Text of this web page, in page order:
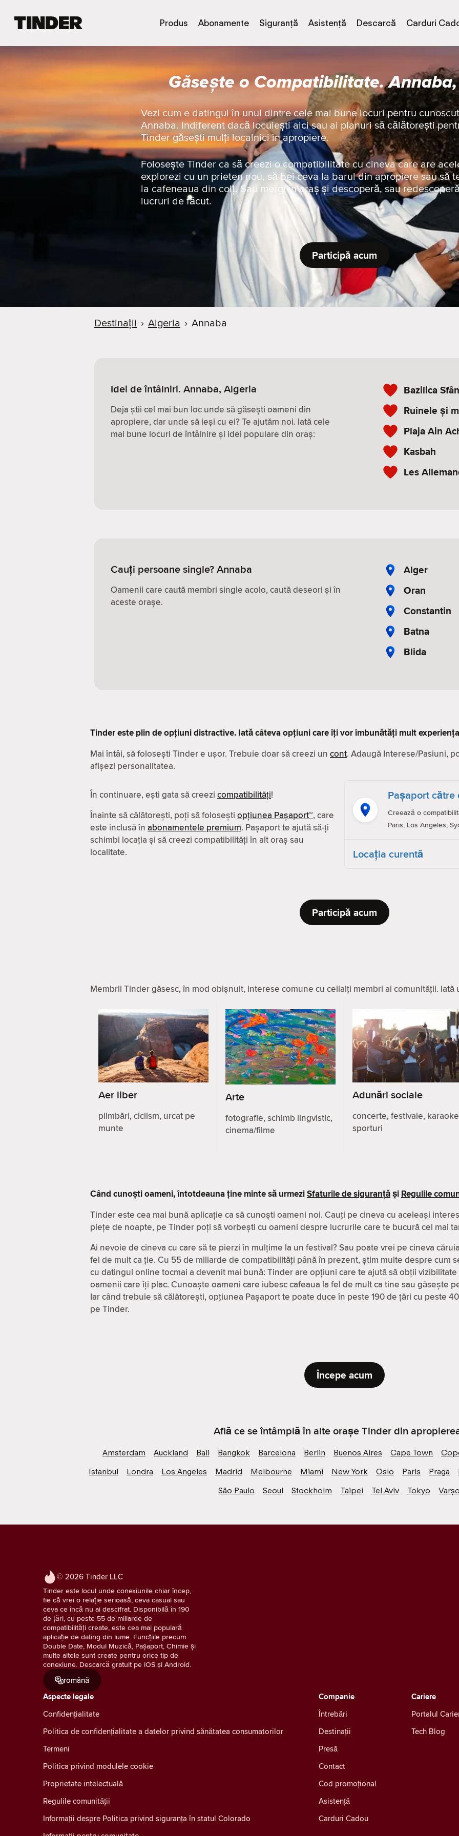
ă
r
Produs Abonamente Siguranță Asistență Descarcă Carduri
Găsește o Compatibilitate.
Vezi cum e datingul în unul dintre cele mai bune locuri pentru
Annaba. Indiferent dacă locuiești aici sau ai planuri să călătorești
Tinder găsești mulți localnici în apropiere.
Folosește Tinder ca să creezi o compatibilitate cu cineva care are
explorezi cu un prieten nou, să bei ceva la barul din apropiere sau să
la cafeneaua din colț. Sau mergi în oraș și descoperă, sau
lucruri de făcut.
Participă acum
Destinații › Algeria › Annaba
Idei de întâlniri. Annaba, Algeria
Deja știi cel mai bun loc unde să găsești oameni din
apropiere, dar unde să ieși cu ei? Te ajutăm noi. Iată cele
mai bune locuri de întâlnire și idei populare din oraș:
Bazilica
Ruinele și
Plaja Ain
Kasbah
Les
Cauți persoane single? Annaba
Oamenii care caută membri single acolo, caută deseori și în
aceste orașe.
Alger
Oran
Constantin
Batna
Blida
Tinder este plin de opțiuni distractive. Iată câteva opțiuni care îți vor îmbunătăți mult
Mai întâi, să folosești Tinder e ușor. Trebuie doar să creezi un cont. Adaugă Interese/Pasiuni,
afișezi personalitatea.
În continuare, ești gata să creezi compatibilităţi!
Înainte să călătorești, poți să folosești opțiunea Pașaport™, care
este inclusă în abonamentele premium. Pașaport te ajută să-ți
schimbi locația și să creezi compatibilităţi în alt oraș sau
localitate.
Pașaport
Creează o
Paris, Los Angeles,
Locaţia curentă
Participă acum
Membrii Tinder găsesc, în mod obișnuit, interese comune cu ceilalți membri ai comunității.
Aer liber
plimbări, ciclism, urcat pe
munte
Arte
fotografie, schimb lingvistic,
cinema/filme
Adunări sociale
concerte, festivale,
sporturi
Când cunoști oameni, întotdeauna ține minte să urmeziSfaturile de siguranțăși Regulile
Tinder este cea mai bună aplicație ca să cunoști oameni noi. Cauți pe cineva cu aceleași
piețe de noapte, pe Tinder poți să vorbești cu oameni despre lucrurile care te bucură cel mai
Ai nevoie de cineva cu care să te pierzi în mulțime la un festival? Sau poate vrei pe cineva
fel de mult ca ție. Cu 55 de miliarde de compatibilităţi până în prezent, știm multe despre cum
cu datingul online tocmai a devenit mai bună: Tinder are opțiuni care te ajută să obții vizibilitate
oamenii care îți plac. Cunoaște oameni care iubesc cafeaua la fel de mult ca tine sau găsește
Iar când trebuie să călătorești, opțiunea Pașaport te poate duce în peste 190 de țări cu peste
pe Tinder.
Începe acum
Află ce se întâmplă în alte orașe Tinder din
Amsterdam Auckland Bali Bangkok Barcelona Berlin Buenos Aires Cape Town
Istanbul
Londra Los Angeles Madrid Melbourne Miami New York Oslo Paris Praga
São Paulo
Seoul Stockholm Taipei Tel Aviv Tokyo
© 2026 Tinder LLC
Tinder este locul unde conexiunile chiar încep,
fie că vrei o relație serioasă, ceva casual sau
ceva ce încă nu ai descifrat. Disponibilă în 190
de țări, cu peste 55 de miliarde de
compatibilități create, este cea mai populară
aplicație de dating din lume. Funcțiile precum
Double Date, Modul Muzică, Pașaport, Chimie și
multe altele sunt create pentru orice tip de
conexiune. Descarcă gratuit pe iOS și Android.
română
Aspecte legale
Confidenţialitate
Politica de confidențialitate a datelor privind sănătatea consumatorilor
Termeni
Politica privind modulele cookie
Proprietate intelectuală
Regulile comunității
Informații despre Politica privind siguranța în statul Colorado
Cariere
Portalul
Tech Blog
Companie
Întrebări
Destinații
Presă
Contact
Cod promoțional
Asistență
Carduri Cadou